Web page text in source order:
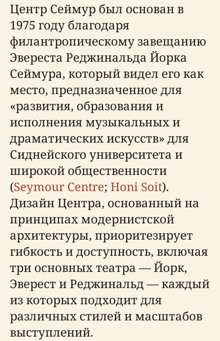
Центр Сеймур был основан в
1975 году благодаря
филантропическому завещанию
Эвереста Реджинальда Йорка
Сеймура, который видел его как
место, предназначенное для
«развития, образования и
исполнения музыкальных и
драматических искусств» для
Сиднейского университета и
широкой общественности
(Seymour Centre; Honi Soit).
Дизайн Центра, основанный на
принципах модернистской
архитектуры, приоритезирует
гибкость и доступность, включая
три основных театра — Йорк,
Эверест и Реджинальд — каждый
из которых подходит для
различных стилей и масштабов
выступлений.